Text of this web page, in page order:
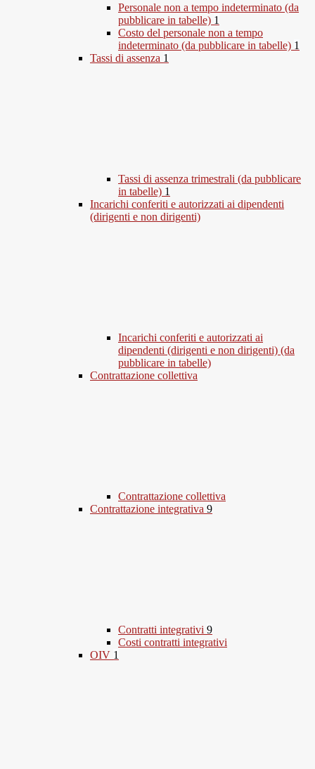
Personale non a tempo indeterminato (da
pubblicare in tabelle) 1
Costo del personale non a tempo
indeterminato (da pubblicare in tabelle) 1
Tassi di assenza 1
Tassi di assenza trimestrali (da pubblicare
in tabelle) 1
Incarichi conferiti e autorizzati ai dipendenti
(dirigenti e non dirigenti)
Incarichi conferiti e autorizzati ai
dipendenti (dirigenti e non dirigenti) (da
pubblicare in tabelle)
Contrattazione collettiva
Contrattazione collettiva
Contrattazione integrativa 9
Contratti integrativi 9
Costi contratti integrativi
OIV 1